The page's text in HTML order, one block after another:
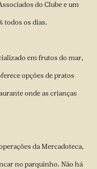
do Clube e um
todos os dias.
em frutos do mar,
opções de pratos
onde as crianças
da Mercadoteca,
no parquinho. Não há